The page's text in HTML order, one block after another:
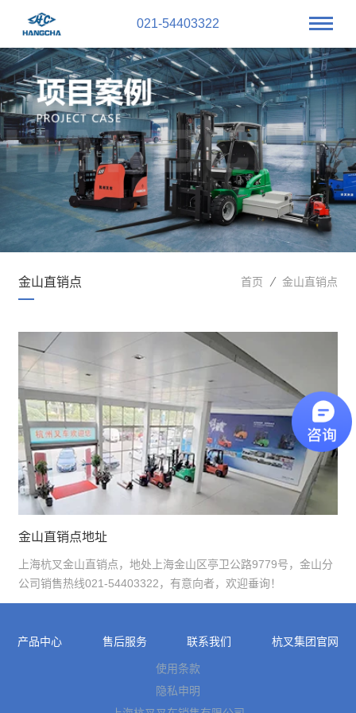
021-54403322
金山直销点 首页 金山直销点
金山直销点地址
上海杭叉金山直销点，地处上海金山区亭卫公路9779号，金山分
公司销售热线021-54403322，有意向者，欢迎垂询！
产品中心 售后服务 联系我们 杭叉集团官网
使用条款
隐私申明